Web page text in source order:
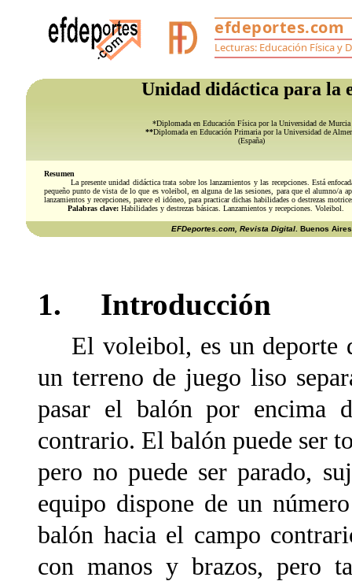
Unidad didáctica para la
*Diplomada en Educación Física por la Universidad de Murcia
**Diplomada en Educación Primaria por la Universidad de
(España)
Resumen
La presente unidad didáctica trata sobre los lanzamientos y las recepciones. Está
pequeño punto de vista de lo que es voleibol, en alguna de las sesiones, para que el alumno/
lanzamientos y recepciones, parece el idóneo, para practicar dichas habilidades o destrezas
Palabras clave:Habilidades y destrezas básicas. Lanzamientos y recepciones. Voleibol.
EFDeportes.com, Revista Digital. Buenos
1. Introducción
El voleibol, es un deporte
un terreno de juego liso
pasar el balón por encima
contrario. El balón puede ser
pero no puede ser parado,
equipo dispone de un
balón hacia el campo
con manos y brazos, pero